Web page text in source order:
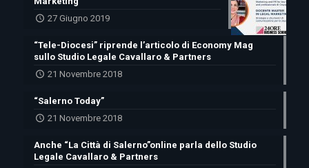
27 Giugno 2019
“Tele-Diocesi” riprende l’articolo di Economy Mag
sullo Studio Legale Cavallaro & Partners
21 Novembre 2018
“Salerno Today”
21 Novembre 2018
Anche “La Città di Salerno”online parla dello Studio
Legale Cavallaro & Partners